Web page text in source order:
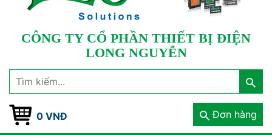
CÔNG TY CỔ PHẦN THIẾT BỊ ĐIỆN
LONG NGUYỄN
0 VNĐ Đơn hàng